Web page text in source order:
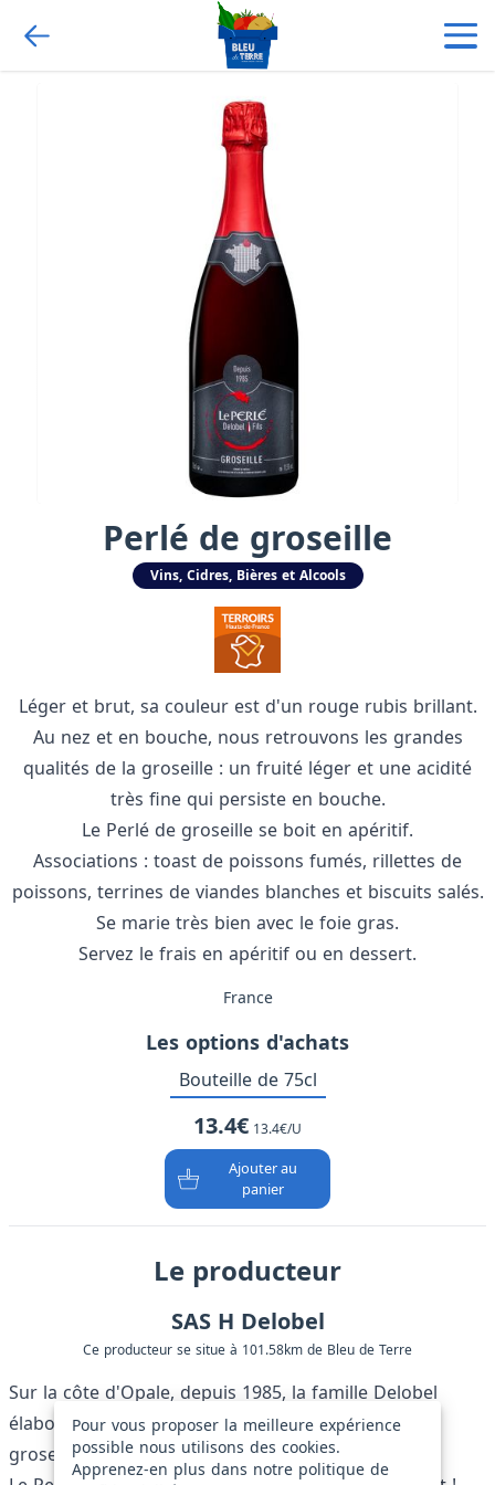
Pour vous proposer la meilleure expérience
possible nous utilisons des cookies.
Apprenez-en plus dans notre politique de
Perlé de groseille
Vins, Cidres, Bières et Alcools
Léger et brut, sa couleur est d'un rouge rubis brillant.
Au nez et en bouche, nous retrouvons les grandes
qualités de la groseille : un fruité léger et une acidité
très fine qui persiste en bouche.
Le Perlé de groseille se boit en apéritif.
Associations : toast de poissons fumés, rillettes de
poissons, terrines de viandes blanches et biscuits salés.
Se marie très bien avec le foie gras.
Servez le frais en apéritif ou en dessert.
France
Les options d'achats
Bouteille de 75cl
13.4€ 13.4€/U
Ajouter au
panier
Le producteur
SAS H Delobel
Ce producteur se situe à 101.58km de Bleu de Terre
Sur la côte d'Opale, depuis 1985, la famille Delobel
élabore un apéritif tiré de la fermentation de la
groseille, la cerise ou la framboise.